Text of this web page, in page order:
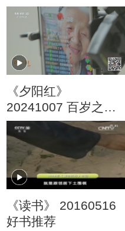
《夕阳红》
20241007 百岁之门
长寿指南 第7集 长寿
朋友圈
《读书》 20160516
好书推荐